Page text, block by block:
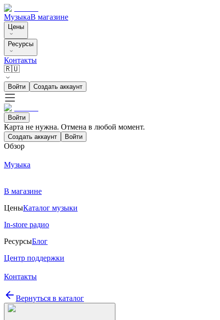
МузыкаВ магазине
Цены
Ресурсы
Контакты
🇷🇺
Войти Создать аккаунт
Войти
Карта не нужна. Отмена в любой момент.
Создать аккаунт Войти
Обзор
Музыка
В магазине
ЦеныКаталог музыки
In-store радио
РесурсыБлог
Центр поддержки
Контакты
Вернуться в каталог